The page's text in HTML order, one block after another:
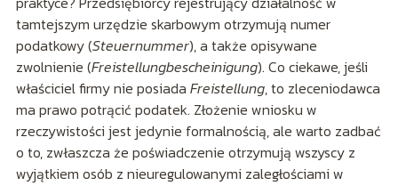
tamtejszym urzędzie skarbowym otrzymują numer
podatkowy (Steuernummer), a także opisywane
zwolnienie (Freistellungbescheinigung). Co ciekawe, jeśli
właściciel firmy nie posiada Freistellung, to zleceniodawca
ma prawo potrącić podatek. Złożenie wniosku w
rzeczywistości jest jedynie formalnością, ale warto zadbać
o to, zwłaszcza że poświadczenie otrzymują wszyscy z
wyjątkiem osób z nieuregulowanymi zaległościami w